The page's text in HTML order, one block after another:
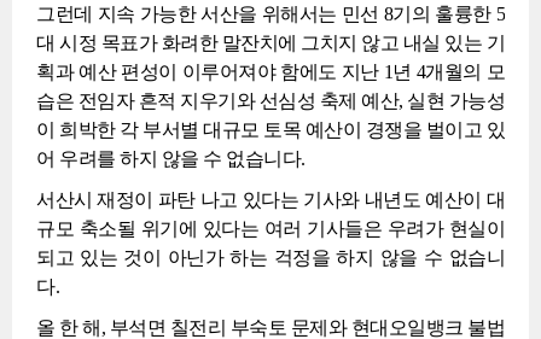
그런데 지속 가능한 서산을 위해서는 민선 8기의 훌륭한 5
대 시정 목표가 화려한 말잔치에 그치지 않고 내실 있는 기
획과 예산 편성이 이루어져야 함에도 지난 1년 4개월의 모
습은 전임자 흔적 지우기와 선심성 축제 예산, 실현 가능성
이 희박한 각 부서별 대규모 토목 예산이 경쟁을 벌이고 있
어 우려를 하지 않을 수 없습니다.
서산시 재정이 파탄 나고 있다는 기사와 내년도 예산이 대
규모 축소될 위기에 있다는 여러 기사들은 우려가 현실이
되고 있는 것이 아닌가 하는 걱정을 하지 않을 수 없습니
다.
올 한 해, 부석면 칠전리 부숙토 문제와 현대오일뱅크 불법